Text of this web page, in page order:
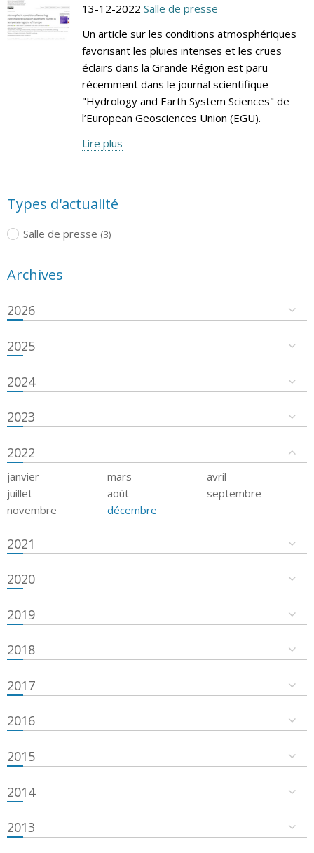
13-12-2022 Salle de presse
Un article sur les conditions atmosphériques
favorisant les pluies intenses et les crues
éclairs dans la Grande Région est paru
récemment dans le journal scientifique
"Hydrology and Earth System Sciences" de
l’European Geosciences Union (EGU).
Lire plus
Types d'actualité
Salle de presse (3)
Archives
2026
2025
2024
2023
2022
janvier mars
avril
juillet
août
septembre
novembre
décembre
2021
2020
2019
2018
2017
2016
2015
2014
2013